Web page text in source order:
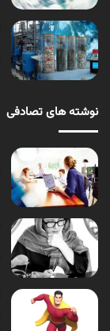
نوشته های تصادفی